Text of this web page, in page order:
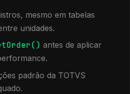
mesmo em tabelas
unidades.
antes de aplicar
padrão da TOTVS